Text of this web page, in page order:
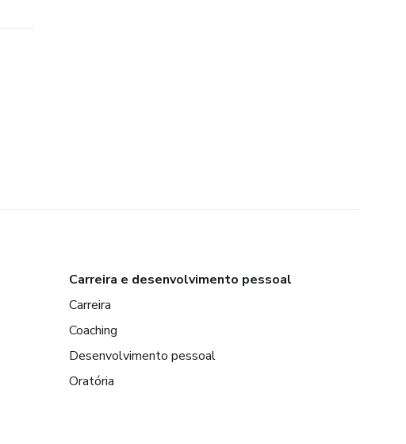
Carreira e desenvolvimento pessoal
Carreira
Coaching
Desenvolvimento pessoal
Oratória